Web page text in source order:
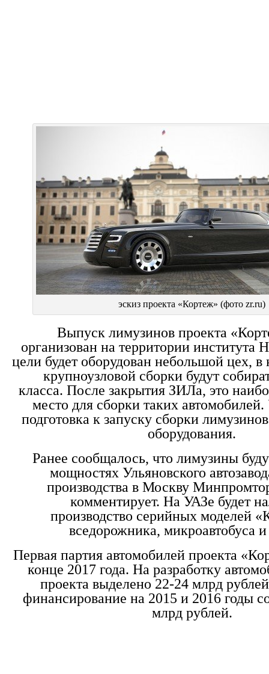
эскиз проекта «Кортеж» (фото zr.ru)
Выпуск лимузинов проекта
организован на территории
цели будет оборудован небольшой цех,
крупноузловой сборки будут
класса. После закрытия ЗИЛа, это
место для сборки таких
подготовка к запуску сборки
оборудования.
Ранее сообщалось, что лимузины
мощностях Ульяновского
производства в Москву
комментирует. На УАЗе будет
производство серийных моделей
вседорожника, микроавтобуса и
Первая партия автомобилей проекта
конце 2017 года. На разработку
проекта выделено 22-24 млрд
финансирование на 2015 и 2016 годы
млрд рублей.